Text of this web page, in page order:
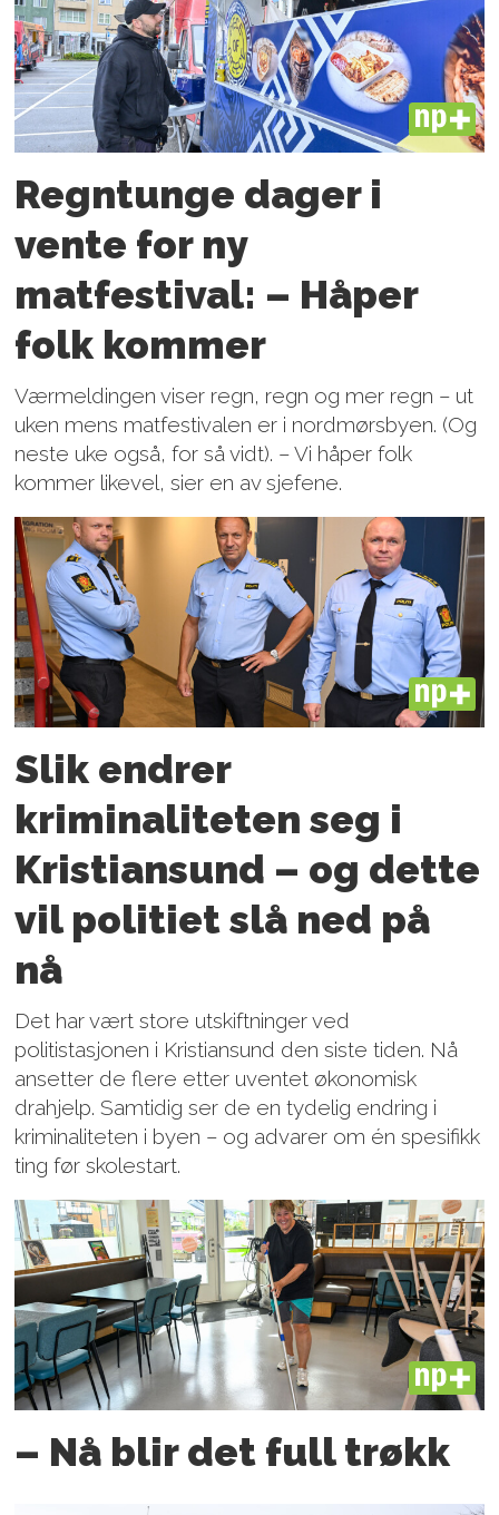
PLUS
Regntunge dager i
vente for ny
matfestival: – Håper
folk kommer
Værmeldingen viser regn, regn og mer regn – ut
uken mens matfestivalen er i nordmørsbyen. (Og
neste uke også, for så vidt). – Vi håper folk
kommer likevel, sier en av sjefene.
PLUS
Slik endrer
kriminaliteten seg i
Kristiansund – og dette
vil politiet slå ned på
nå
Det har vært store utskiftninger ved
politistasjonen i Kristiansund den siste tiden. Nå
ansetter de flere etter uventet økonomisk
drahjelp. Samtidig ser de en tydelig endring i
kriminaliteten i byen – og advarer om én spesifikk
ting før skolestart.
PLUS
– Nå blir det full trøkk